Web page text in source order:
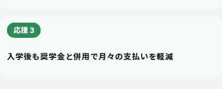
応援３
入学後も奨学金と併用で月々の支払いを軽減